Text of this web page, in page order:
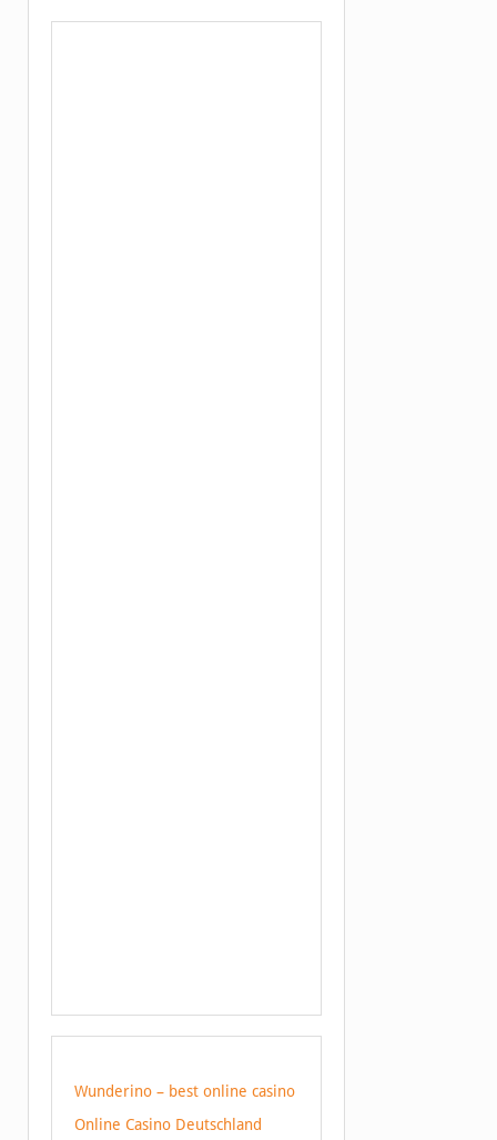
Wunderino – best online casino
Online Casino Deutschland